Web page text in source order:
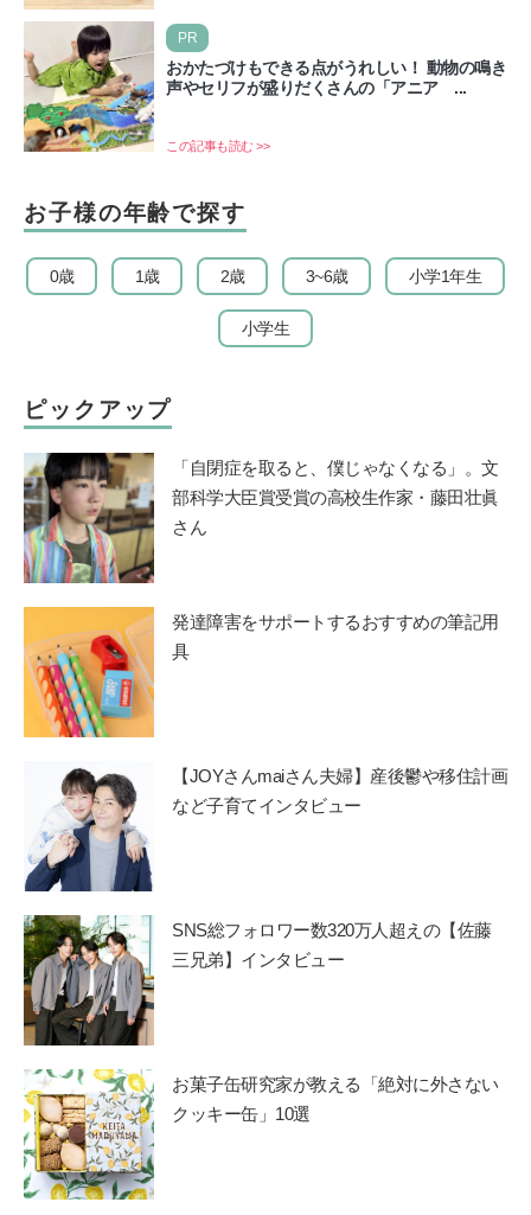
PR
おかたづけもできる点がうれしい！ 動物の鳴き
声やセリフが盛りだくさんの「アニア ...
この記事も読む >>
お子様の年齢で探す
0歳 1歳 2歳 3~6歳 小学1年生
小学生
ピックアップ
「自閉症を取ると、僕じゃなくなる」。文
部科学大臣賞受賞の高校生作家・藤田壮眞
さん
発達障害をサポートするおすすめの筆記用
具
【JOYさんmaiさん夫婦】産後鬱や移住計画
など子育てインタビュー
SNS総フォロワー数320万人超えの【佐藤
三兄弟】インタビュー
お菓子缶研究家が教える「絶対に外さない
クッキー缶」10選